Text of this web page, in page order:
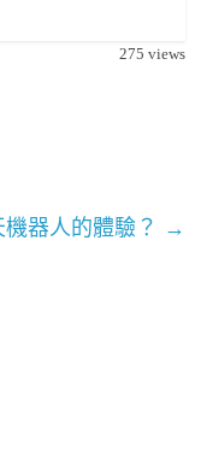
275 views
器人的體驗？ →